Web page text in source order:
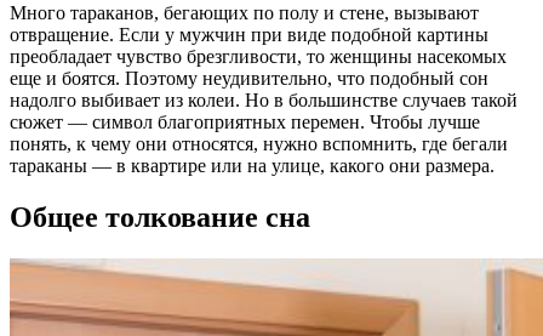
Много тараканов, бегающих по полу и стене, вызывают
отвращение. Если у мужчин при виде подобной картины
преобладает чувство брезгливости, то женщины насекомых
еще и боятся. Поэтому неудивительно, что подобный сон
надолго выбивает из колеи. Но в большинстве случаев такой
сюжет — символ благоприятных перемен. Чтобы лучше
понять, к чему они относятся, нужно вспомнить, где бегали
тараканы — в квартире или на улице, какого они размера.
Общее толкование сна